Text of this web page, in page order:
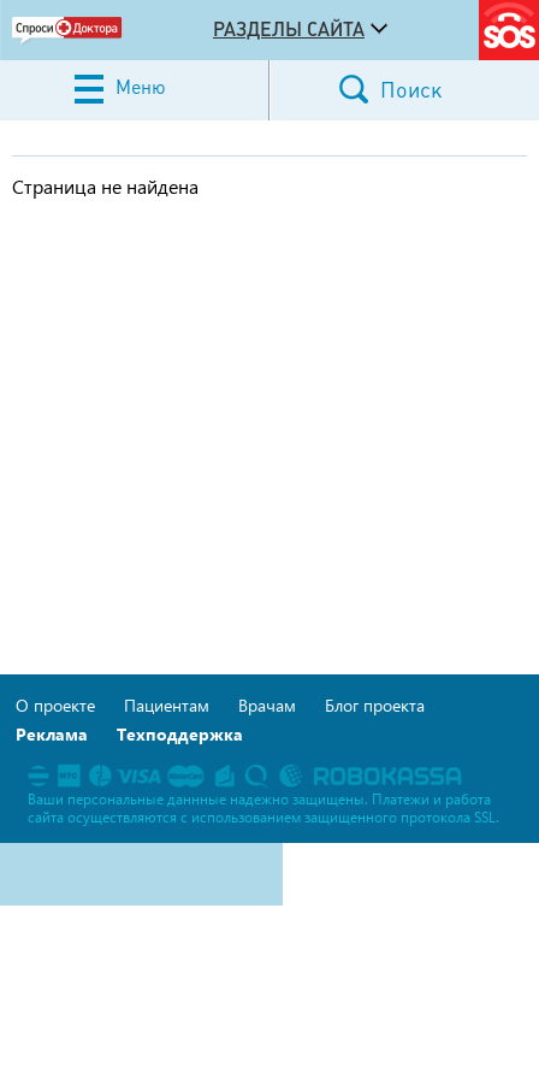
РАЗДЕЛЫ САЙТА
Меню Поиск
Страница не найдена
О проекте Пациентам Врачам
Блог проекта
Реклама
Техподдержка
Ваши персональные даннные надежно защищены. Платежи и работа
сайта осуществляются c использованием защищенного протокола SSL.